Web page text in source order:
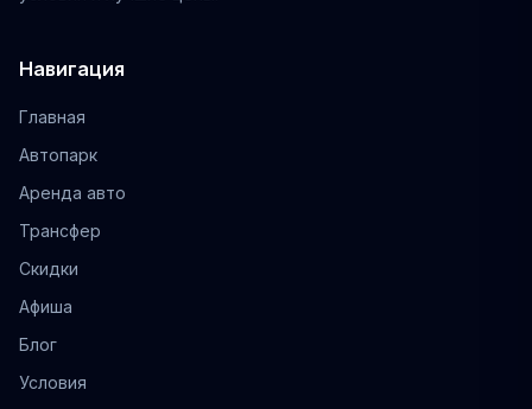
Навигация
Главная
Автопарк
Аренда авто
Трансфер
Скидки
Афиша
Блог
Условия